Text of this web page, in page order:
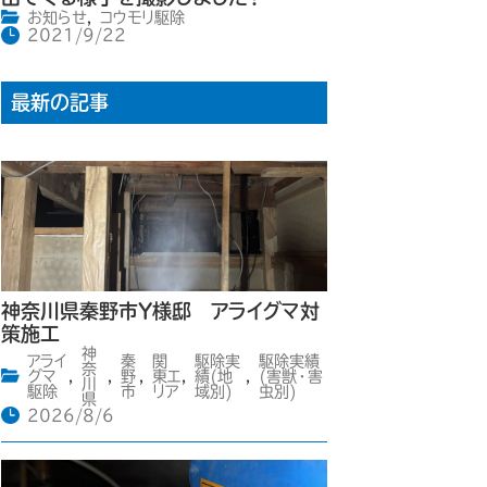
お知らせ,
コウモリ駆除
2021/9/22
最新の記事
神奈川県秦野市Y様邸 アライグマ対
策施工
アライ
グマ
駆除
神
奈
川
県
秦
野
市
関
東エ
リア
駆除実
績(地
域別)
駆除実績
(害獣・害
虫別)
2026/8/6